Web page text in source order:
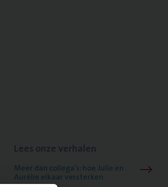
Meer dan collega’s: hoe Julie en
Aurélie elkaar versterken